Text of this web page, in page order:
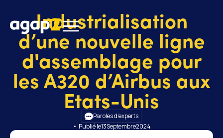
Industrialisation
d’une nouvelle ligne
d'assemblage pour
les A320 d’Airbus aux
Etats-Unis
Paroles d’experts
• Publié le13Septembre2024